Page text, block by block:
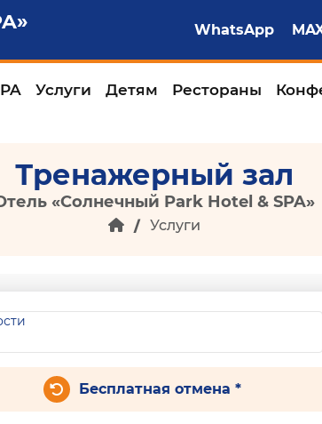
WhatsApp
Услуги Детям Рестораны
Тренажерный зал
«Солнечный Park Hotel & SPA»
Услуги
Бесплатная отмена *